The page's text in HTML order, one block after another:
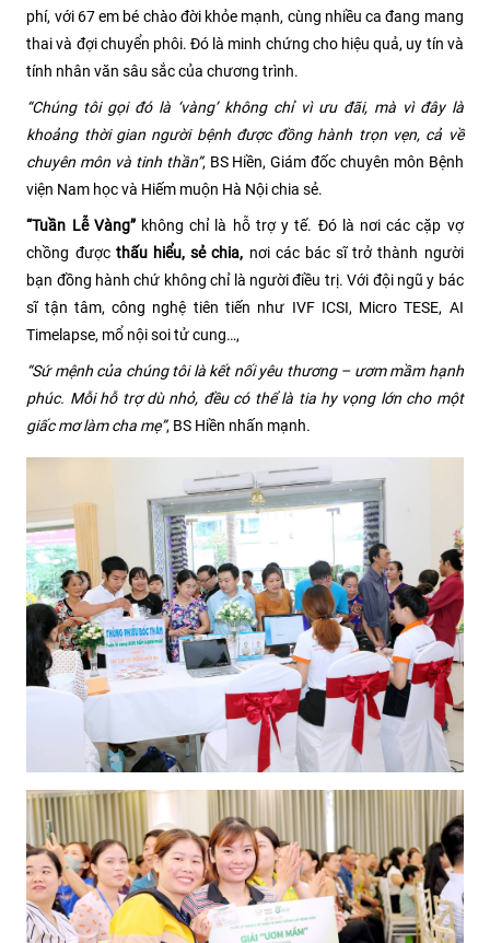
phí, với 67 em bé chào đời khỏe mạnh, cùng nhiều ca đang mang
thai và đợi chuyển phôi. Đó là minh chứng cho hiệu quả, uy tín và
tính nhân văn sâu sắc của chương trình.
“Chúng tôi gọi đó là ‘vàng’ không chỉ vì ưu đãi, mà vì đây là
khoảng thời gian người bệnh được đồng hành trọn vẹn, cả về
chuyên môn và tinh thần”, BS Hiền, Giám đốc chuyên môn Bệnh
viện Nam học và Hiếm muộn Hà Nội chia sẻ.
“Tuần Lễ Vàng”không chỉ là hỗ trợ y tế. Đó là nơi các cặp vợ
chồng đượcthấu hiểu, sẻ chia, nơi các bác sĩ trở thành người
bạn đồng hành chứ không chỉ là người điều trị. Với đội ngũ y bác
sĩ tận tâm, công nghệ tiên tiến như IVF ICSI, Micro TESE, AI
Timelapse, mổ nội soi tử cung…,
“Sứ mệnh của chúng tôi là kết nối yêu thương – ươm mầm hạnh
phúc. Mỗi hỗ trợ dù nhỏ, đều có thể là tia hy vọng lớn cho một
giấc mơ làm cha mẹ”, BS Hiền nhấn mạnh.